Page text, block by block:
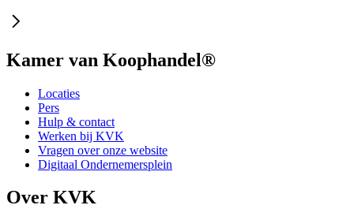
Kamer van Koophandel®
Locaties
Pers
Hulp & contact
Werken bij KVK
Vragen over onze website
Digitaal Ondernemersplein
Over KVK